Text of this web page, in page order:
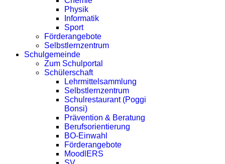
Physik
Informatik
Sport
Förderangebote
Selbstlernzentrum
Schulgemeinde
Zum Schulportal
Schülerschaft
Lehrmittelsammlung
Selbstlernzentrum
Schulrestaurant (Poggi
Bonsi)
Prävention & Beratung
Berufsorientierung
BO-Einwahl
Förderangebote
MoodlERS